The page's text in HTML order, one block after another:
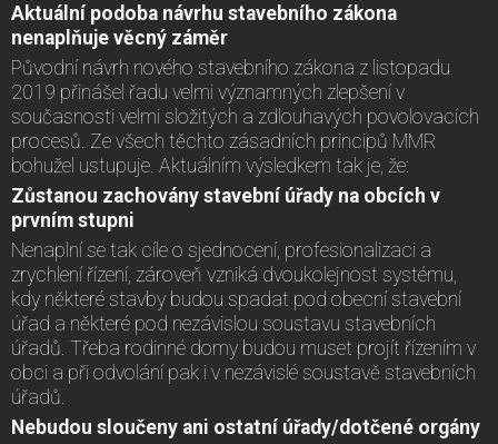
Aktuální podoba návrhu stavebního zákona
nenaplňuje věcný záměr
Původní návrh nového stavebního zákona z listopadu
2019 přinášel řadu velmi významných zlepšení v
současnosti velmi složitých a zdlouhavých povolovacích
procesů. Ze všech těchto zásadních principů MMR
bohužel ustupuje. Aktuálním výsledkem tak je, že:
Zůstanou zachovány stavební úřady na obcích v
prvním stupni
Nenaplní se tak cíle o sjednocení, profesionalizaci a
zrychlení řízení, zároveň vzniká dvoukolejnost systému,
kdy některé stavby budou spadat pod obecní stavební
úřad a některé pod nezávislou soustavu stavebních
úřadů. Třeba rodinné domy budou muset projít řízením v
obci a při odvolání pak i v nezávislé soustavě stavebních
úřadů.
Nebudou sloučeny ani ostatní úřady/dotčené orgány